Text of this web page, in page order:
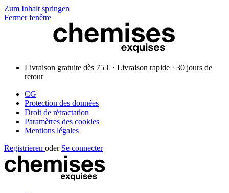
Zum Inhalt springen
Fermer fenêtre
Livraison gratuite dès 75 € · Livraison rapide · 30 jours de
retour
CG
Protection des données
Droit de rétractation
Paramètres des cookies
Mentions légales
Registrieren oder Se connecter